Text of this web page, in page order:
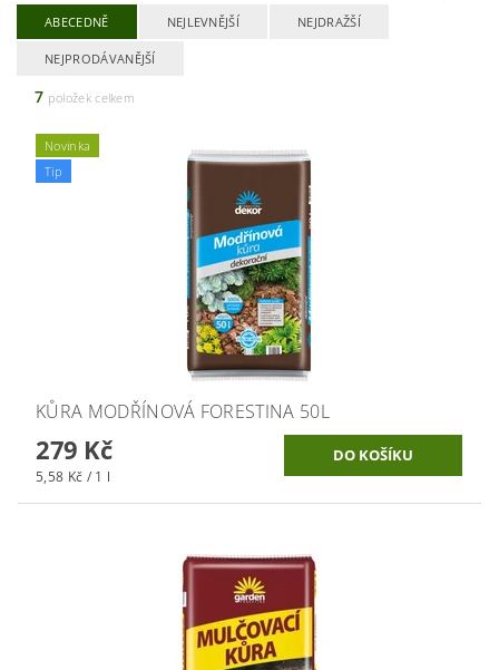
ABECEDNĚ NEJLEVNĚJŠÍ NEJDRAŽŠÍ
NEJPRODÁVANĚJŠÍ
7 položek celkem
Novinka
Tip
KŮRA MODŘÍNOVÁ FORESTINA 50L
279 Kč
5,58 Kč / 1 l